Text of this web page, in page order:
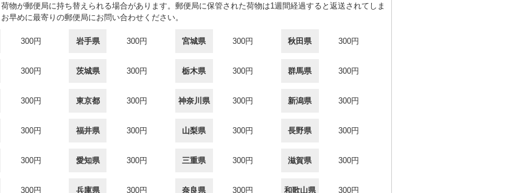
物が郵便局に持ち替えられる場合があります。郵便局に保管された荷物は1週間経過すると返送されてしま
早めに最寄りの郵便局にお問い合わせください。
300円 岩手県 300円 宮城県 300円 秋田県 300円
300円 茨城県 300円 栃木県 300円 群馬県 300円
300円 東京都 300円 神奈川県 300円 新潟県 300円
300円 福井県 300円 山梨県 300円 長野県 300円
300円 愛知県 300円 三重県 300円 滋賀県 300円
300円 兵庫県 300円 奈良県 300円 和歌山県 300円